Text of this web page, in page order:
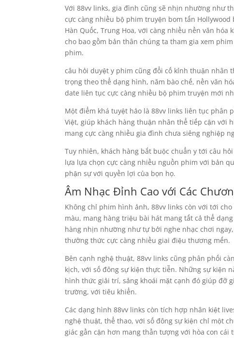
Với 88vv links, gia đình cũng sẽ nhịn nhường như
cực càng nhiều bộ phim truyện bom tấn
Hàn Quốc, Trung Hoa, với càng nhiều nền văn
cho bao gồm bản thân chúng ta tham gia xem
phim.
câu hỏi duyệt y phim cũng đổi cố kỉnh thuận nhân
trọng theo thể dạng hình, năm bào chế, nền văn
date liên tục cực càng nhiều bộ phim truyện mới
Một điểm khá tuyệt hảo là 88vv links liên tục
Việt, giúp khách hàng thuận nhân thể tiếp cận với
mang cực càng nhiều gia đình chưa siêng nghiệp
Tuy nhiên, khách hàng bắt buộc chuẩn y tới câu
lựa lựa chọn cực càng nhiều nguồn phim với bản
phận sự với quyền lợi của bọn họ.
Âm Nhạc Đỉnh Cao với Các
Không chỉ phim hình ảnh, 88vv links còn với tới
màu, mang hàng triệu bài hát mang tất cả thể
hàng nhịn nhường như tự bởi nghe nhạc chơi
thưởng thức cực càng nhiều giai điệu thương mến.
Bên cạnh nghệ thuật, 88vv links cũng phân phối
kịch, với số đông sự kiện thực tiễn. Những sự kiện
hình thức giải trí, sảng khoái mặt cạnh đó giúp đỡ
trường, với tiêu khiển.
Các dạng hình 88vv links còn tích hợp nhân kiệt
nghệ thuật, thể thao, với số đông sự kiện chỉ một
giác gần cận hơn mang thần tượng với hòa con cái